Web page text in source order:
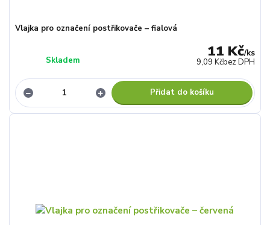
Vlajka pro označení postřikovače – fialová
11 Kč/ks
9,09 Kčbez DPH
Skladem
Přidat do košíku